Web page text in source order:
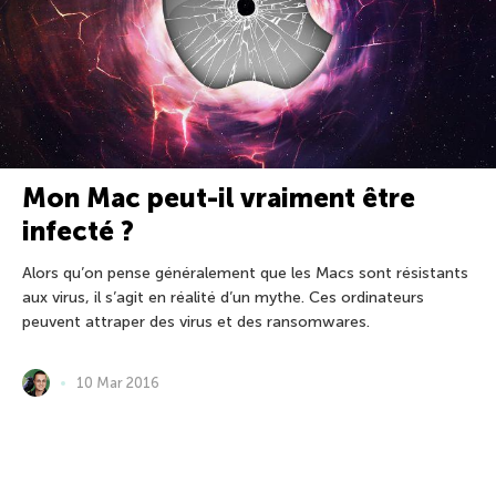
Mon Mac peut-il vraiment être
infecté ?
Alors qu’on pense généralement que les Macs sont résistants
aux virus, il s’agit en réalité d’un mythe. Ces ordinateurs
peuvent attraper des virus et des ransomwares.
10 Mar 2016